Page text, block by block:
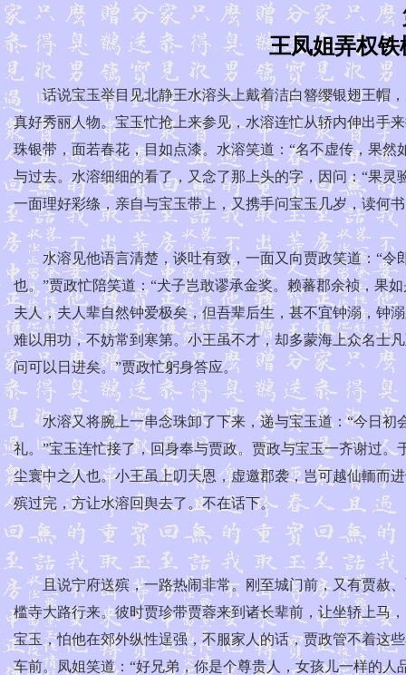
王凤姐弄权
话说宝玉举目见北静王水溶头上戴着洁白簪缨银翅王帽，
真好秀丽人物。宝玉忙抢上来参见，水溶连忙从轿内伸出手
珠银带，面若春花，目如点漆。水溶笑道：“名不虚传，果然
与过去。水溶细细的看了，又念了那上头的字，因问：“果
一面理好彩绦，亲自与宝玉带上，又携手问宝玉几岁，读何
水溶见他语言清楚，谈吐有致，一面又向贾政笑道：“令
也。”贾政忙陪笑道：“犬子岂敢谬承金奖。赖蕃郡余祯，果
夫人，夫人辈自然钟爱极矣，但吾辈后生，甚不宜钟溺，钟
难以用功，不妨常到寒第。小王虽不才，却多蒙海上众名士
问可以日进矣。”贾政忙躬身答应。
水溶又将腕上一串念珠卸了下来，递与宝玉道：“今日初
礼。”宝玉连忙接了，回身奉与贾政。贾政与宝玉一齐谢过
尘寰中之人也。小王虽上叨天恩，虚邀郡袭，岂可越仙輀而
殡过完，方让水溶回舆去了。不在话下。
且说宁府送殡，一路热闹非常。刚至城门前，又有贾赦、
槛寺大路行来。彼时贾珍带贾蓉来到诸长辈前，让坐轿上马
宝玉，怕他在郊外纵性逞强，不服家人的话，贾政管不着这
车前。凤姐笑道：“好兄弟，你是个尊贵人，女孩儿一样的